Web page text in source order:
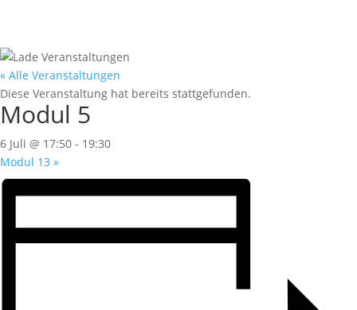
« Alle Veranstaltungen
Diese Veranstaltung hat bereits stattgefunden.
Modul 5
6 Juli @ 17:50 - 19:30
Modul 13 »